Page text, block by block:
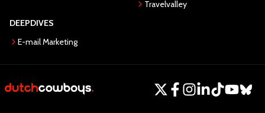
Travelvalley
DEEPDIVES
E-mail Marketing